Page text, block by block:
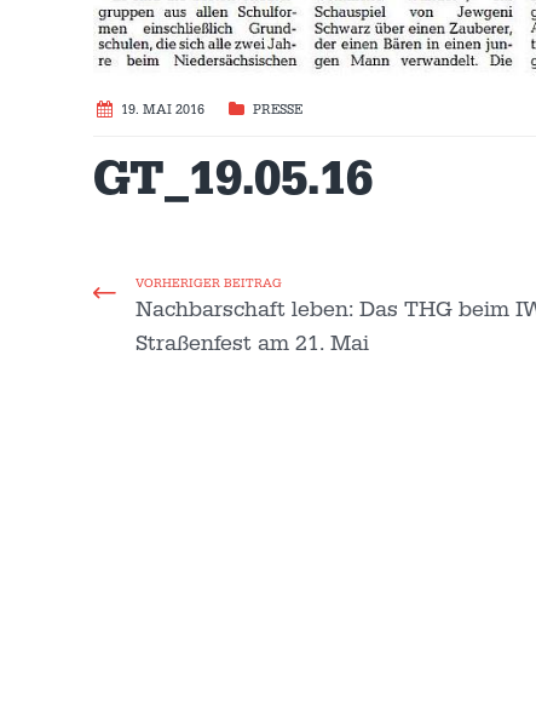
19. MAI 2016 PRESSE
GT_19.05.16
VORHERIGER BEITRAG
Nachbarschaft leben: Das THG beim
Straßenfest am 21. Mai